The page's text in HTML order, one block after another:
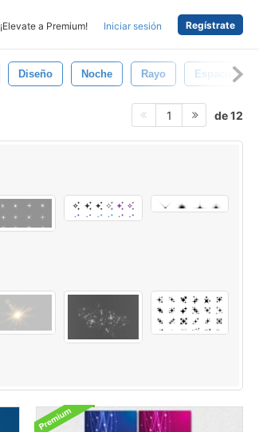
¡Elevate a Premium! Iniciar sesión Regístrate
Diseño Noche Rayo Espacio
1 de 12